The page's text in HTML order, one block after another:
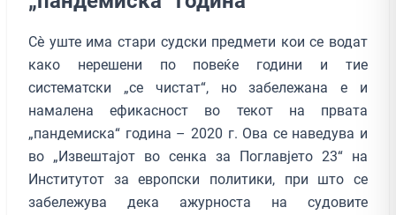
Сѐ уште има стари судски предмети кои се водат
како нерешени по повеќе години и тие
систематски „се чистат“, но забележана е и
намалена ефикасност во текот на првата
„пандемиска“ година – 2020 г. Ова се наведува и
во „Извештајот во сенка за Поглавјето 23“ на
Институтот за европски политики, при што се
забележува дека ажурноста на судовите